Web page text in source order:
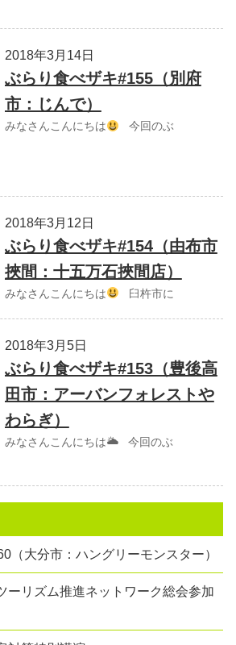
2018年3月14日
ぶらり食べザキ#155（別府
市：じんで）
みなさんこんにちは 今回のぶ
2018年3月12日
ぶらり食べザキ#154（由布市
挾間：十五万石挾間店）
みなさんこんにちは 臼杵市に
2018年3月5日
ぶらり食べザキ#153（豊後高
田市：アーバンフォレストや
わらぎ）
みなさんこんにちは🌥 今回のぶ
（大分市：ハングリーモンスター）
ーリズム推進ネットワーク総会参加